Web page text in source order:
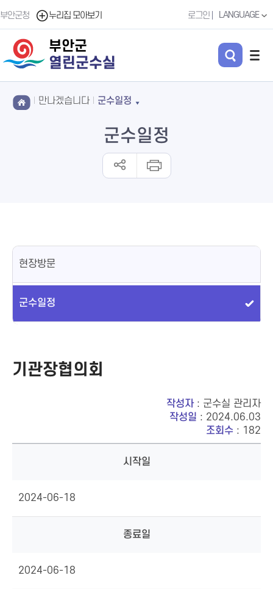
부안군청 누리집 모아보기 로그인 LANGUAGE
부안군
열린군수실
만나겠습니다 군수일정
군수일정
현장방문
군수일정
기관장협의회
작성자: 군수실 관리자
작성일 : 2024.06.03
조회수 : 182
시작일
2024-06-18
종료일
2024-06-18